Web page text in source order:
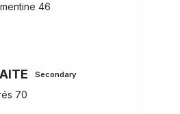
46
Secondary
70